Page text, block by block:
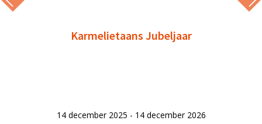
Karmelietaans Jubeljaar
14 december 2025 - 14 december 2026